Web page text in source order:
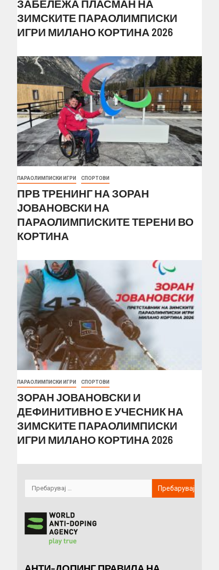
ЗАБЕЛЕЖА ПЛАСМАН НА
ЗИМСКИТЕ ПАРАОЛИМПИСКИ
ИГРИ МИЛАНО КОРТИНА 2026
ПАРАОЛИМПИСКИ ИГРИ СПОРТОВИ
ПРВ ТРЕНИНГ НА ЗОРАН
ЈОВАНОВСКИ НА
ПАРАОЛИМПИСКИТЕ ТЕРЕНИ ВО
КОРТИНА
ПАРАОЛИМПИСКИ ИГРИ СПОРТОВИ
ЗОРАН ЈОВАНОВСКИ И
ДЕФИНИТИВНО Е УЧЕСНИК НА
ЗИМСКИТЕ ПАРАОЛИМПИСКИ
ИГРИ МИЛАНО КОРТИНА 2026